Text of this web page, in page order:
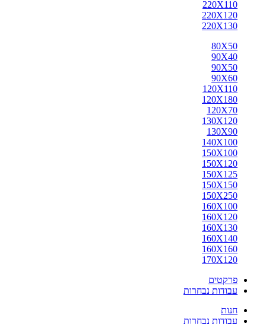
220X110
220X120
220X130
80X50
90X40
90X50
90X60
120X110
120X180
120X70
130X120
130X90
140X100
150X100
150X120
150X125
150X150
150X250
160X100
160X120
160X130
160X140
160X160
170X120
פרקטים
עבודות נבחרות
חנות
עבודות נבחרות